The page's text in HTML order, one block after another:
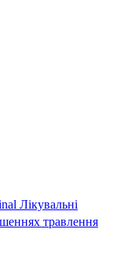
Лікувальні
травлення